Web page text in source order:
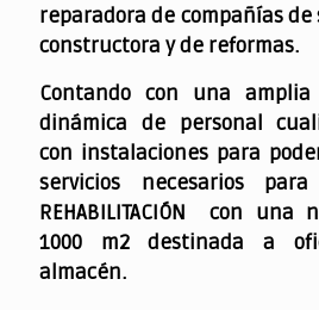
reparadora de compañías de
constructora y de reformas.
Contando con una
dinámica de personal
con instalaciones para
servicios necesarios para
REHABILITACIÓN con
1000 m2 destinada a
almacén.